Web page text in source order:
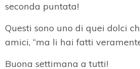
seconda puntata!
Questi sono uno di quei dolci
amici, “ma li hai fatti
Buona settimana a tutti!